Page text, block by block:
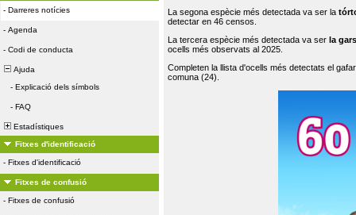
- Darreres notícies
- Agenda
- Codi de conducta
Ajuda
- Explicació dels símbols
- FAQ
Estadístiques
Fitxes d'identificació
- Fitxes d'identificació
Fitxes de confusió
- Fitxes de confusió
La segona espècie més detectada va ser la
detectar en 46 censos.
La tercera espècie més detectada va ser la
ocells més observats al 2025.
Completen la llista d'ocells més detectats el
comuna (24).